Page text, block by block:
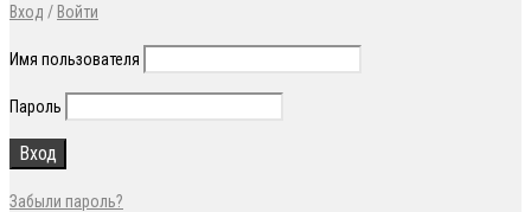
Вход / Войти
Имя пользователя
Пароль
Забыли пароль?